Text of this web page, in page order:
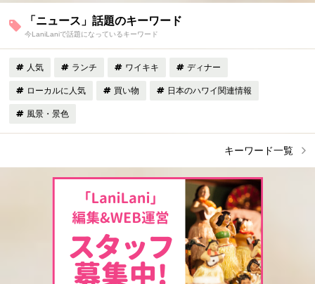
「ニュース」話題のキーワード
今LaniLaniで話題になっているキーワード
人気 ランチ ワイキキ ディナー
ローカルに人気 買い物 日本のハワイ関連情報
風景・景色
キーワード一覧